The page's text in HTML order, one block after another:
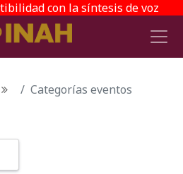
con la síntesis de voz
Categorías eventos